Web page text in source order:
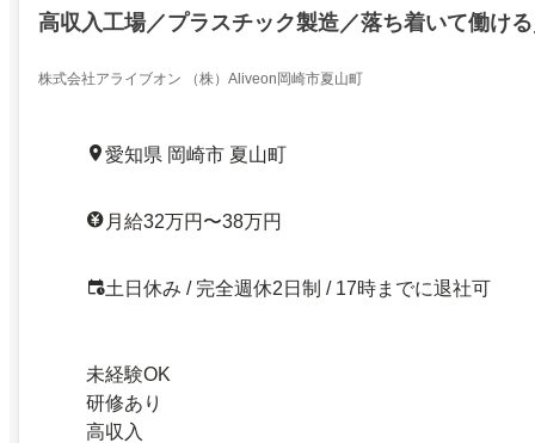
高収入工場／プラスチック製造／落ち着いて働け
株式会社アライブオン （株）Aliveon岡崎市夏山町
愛知県 岡崎市 夏山町
月給32万円〜38万円
土日休み / 完全週休2日制 / 17時までに退社可
未経験OK
研修あり
高収入